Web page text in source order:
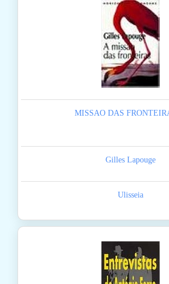
MISSAO DAS
Gilles Lapouge
Ulisseia